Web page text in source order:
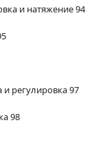
и натяжение 94
и регулировка 97
98